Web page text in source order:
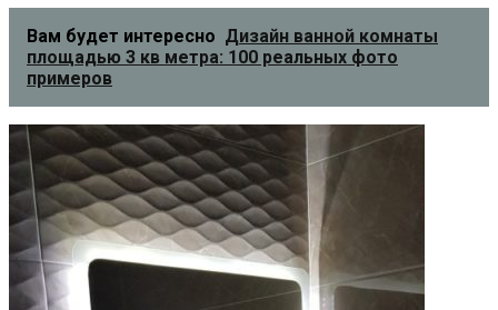
Вам будет интересно Дизайн ванной комнаты
площадью 3 кв метра: 100 реальных фото
примеров